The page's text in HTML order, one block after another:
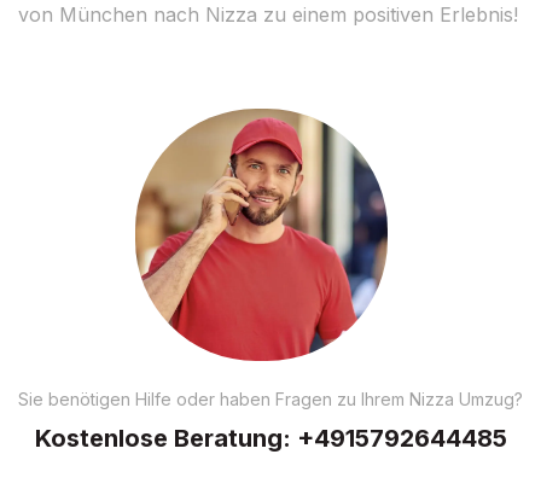
von München nach Nizza zu einem positiven Erlebnis!
Sie benötigen Hilfe oder haben Fragen zu Ihrem Nizza Umzug?
Kostenlose Beratung: +4915792644485